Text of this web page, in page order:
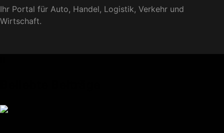
Logistik|Inside
Ihr Portal für Auto, Handel, Logistik, Verkehr und
Wirtschaft.